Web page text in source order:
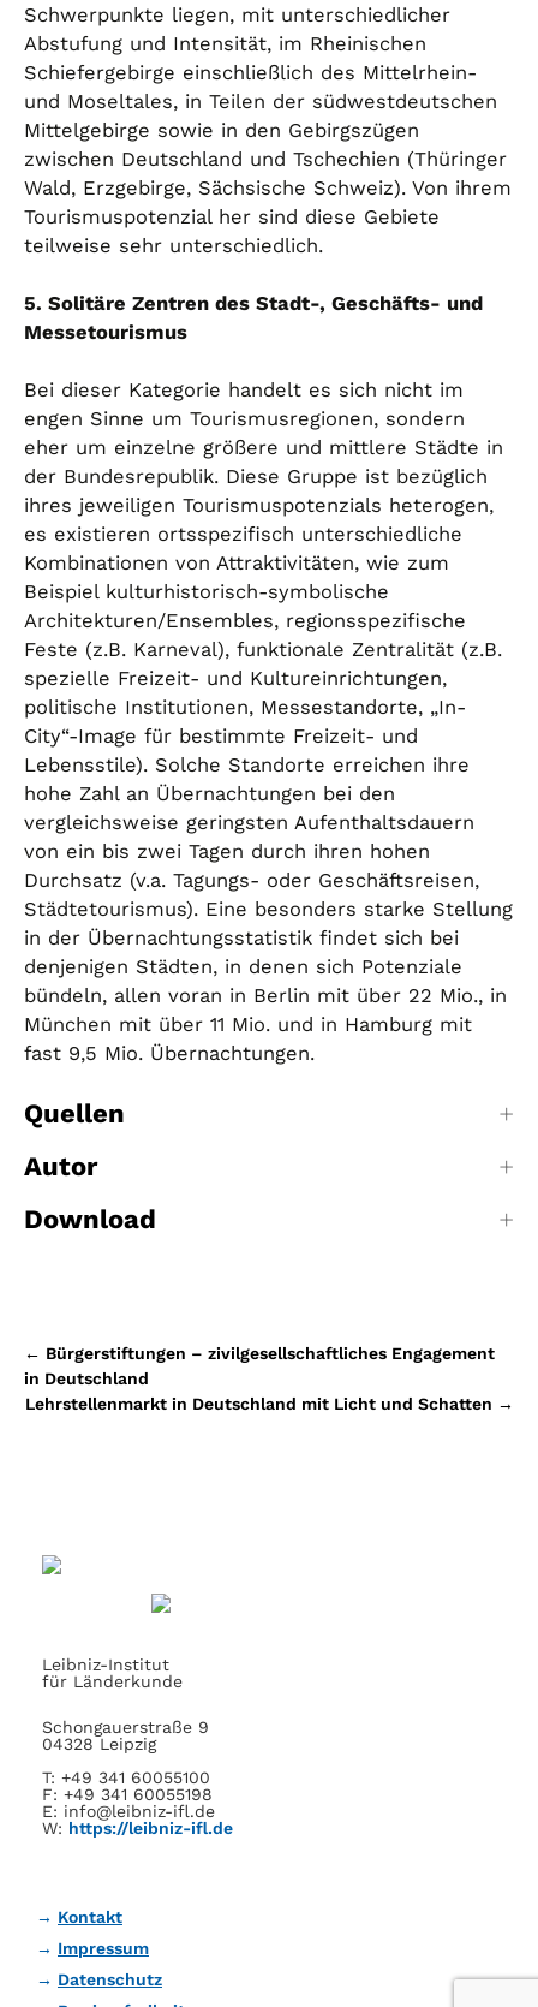
Schwerpunkte liegen, mit unterschiedlicher
Abstufung und Intensität, im Rheinischen
Schiefergebirge einschließlich des Mittelrhein-
und Moseltales, in Teilen der südwestdeutschen
Mittelgebirge sowie in den Gebirgszügen
zwischen Deutschland und Tschechien (Thüringer
Wald, Erzgebirge, Sächsische Schweiz). Von ihrem
Tourismuspotenzial her sind diese Gebiete
teilweise sehr unterschiedlich.
5. Solitäre Zentren des Stadt-, Geschäfts- und
Messetourismus
Bei dieser Kategorie handelt es sich nicht im
engen Sinne um Tourismusregionen, sondern
eher um einzelne größere und mittlere Städte in
der Bundesrepublik. Diese Gruppe ist bezüglich
ihres jeweiligen Tourismuspotenzials heterogen,
es existieren ortsspezifisch unterschiedliche
Kombinationen von Attraktivitäten, wie zum
Beispiel kulturhistorisch-symbolische
Architekturen/Ensembles, regionsspezifische
Feste (z.B. Karneval), funktionale Zentralität (z.B.
spezielle Freizeit- und Kultureinrichtungen,
politische Institutionen, Messestandorte, „In-
City“-Image für bestimmte Freizeit- und
Lebensstile). Solche Standorte erreichen ihre
hohe Zahl an Übernachtungen bei den
vergleichsweise geringsten Aufenthaltsdauern
von ein bis zwei Tagen durch ihren hohen
Durchsatz (v.a. Tagungs- oder Geschäftsreisen,
Städtetourismus). Eine besonders starke Stellung
in der Übernachtungsstatistik findet sich bei
denjenigen Städten, in denen sich Potenziale
bündeln, allen voran in Berlin mit über 22 Mio., in
München mit über 11 Mio. und in Hamburg mit
fast 9,5 Mio. Übernachtungen.
Quellen
Autor
Download
Beitragsnavigation
← Bürgerstiftungen – zivilgesellschaftliches Engagement
in Deutschland
Lehrstellenmarkt in Deutschland mit Licht und Schatten →
Leibniz-Institut
für Länderkunde
Schongauerstraße 9
04328 Leipzig
T: +49 341 60055100
F: +49 341 60055198
E: info@leibniz-ifl.de
W: https://leibniz-ifl.de
Kontakt
Impressum
Datenschutz